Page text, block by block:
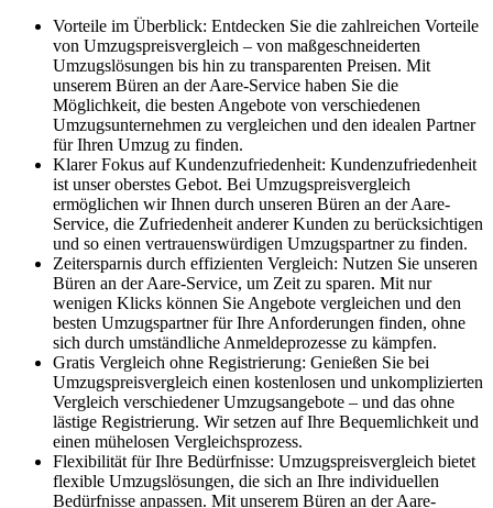
Vorteile im Überblick: Entdecken Sie die zahlreichen Vorteile
von Umzugspreisvergleich – von maßgeschneiderten
Umzugslösungen bis hin zu transparenten Preisen. Mit
unserem Büren an der Aare-Service haben Sie die
Möglichkeit, die besten Angebote von verschiedenen
Umzugsunternehmen zu vergleichen und den idealen Partner
für Ihren Umzug zu finden.
Klarer Fokus auf Kundenzufriedenheit: Kundenzufriedenheit
ist unser oberstes Gebot. Bei Umzugspreisvergleich
ermöglichen wir Ihnen durch unseren Büren an der Aare-
Service, die Zufriedenheit anderer Kunden zu berücksichtigen
und so einen vertrauenswürdigen Umzugspartner zu finden.
Zeitersparnis durch effizienten Vergleich: Nutzen Sie unseren
Büren an der Aare-Service, um Zeit zu sparen. Mit nur
wenigen Klicks können Sie Angebote vergleichen und den
besten Umzugspartner für Ihre Anforderungen finden, ohne
sich durch umständliche Anmeldeprozesse zu kämpfen.
Gratis Vergleich ohne Registrierung: Genießen Sie bei
Umzugspreisvergleich einen kostenlosen und unkomplizierten
Vergleich verschiedener Umzugsangebote – und das ohne
lästige Registrierung. Wir setzen auf Ihre Bequemlichkeit und
einen mühelosen Vergleichsprozess.
Flexibilität für Ihre Bedürfnisse: Umzugspreisvergleich bietet
flexible Umzugslösungen, die sich an Ihre individuellen
Bedürfnisse anpassen. Mit unserem Büren an der Aare-